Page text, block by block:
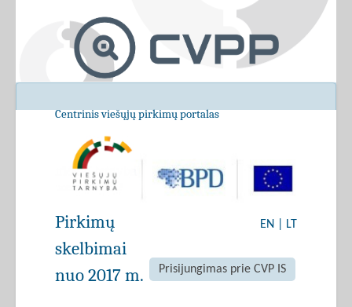
Centrinis viešųjų pirkimų portalas
EN LT
Prisijungimas prie CVP IS
Pirkimų
skelbimai
nuo 2017 m.